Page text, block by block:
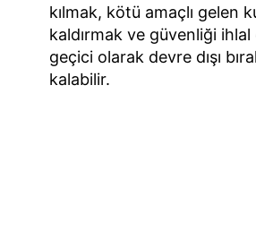
kılmak, kötü amaçlı gelen
kaldırmak ve güvenliği ihlal
geçici olarak devre dışı
kalabilir.